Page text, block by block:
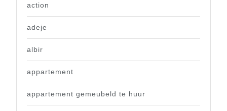
action
adeje
albir
appartement
appartement gemeubeld te huur